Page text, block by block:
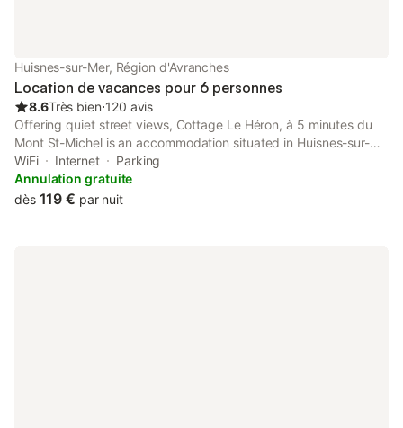
Huisnes-sur-Mer, Région d'Avranches
Location de vacances pour 6 personnes
8.6Très bien⋅120 avis
Offering quiet street views, Cottage Le Héron, à 5 minutes du
Mont St-Michel is an accommodation situated in Huisnes-sur-
Mer, 12 km from Mont Saint-Michel and 19 km from Scriptorial of
Avranches - Manuscript Museum of Mont Saint-Michel.
WiFi Internet
Parking
Annulation gratuite
dès 119 € par nuit